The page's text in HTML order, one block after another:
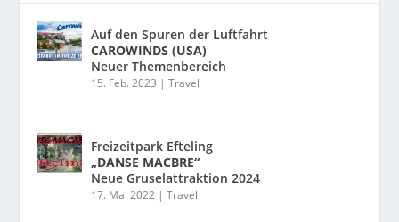
Auf den Spuren der Luftfahrt
CAROWINDS (USA)
Neuer Themenbereich
15. Feb. 2023 |Travel
Freizeitpark Efteling
„DANSE MACBRE“
Neue Gruselattraktion 2024
17. Mai 2022 |Travel